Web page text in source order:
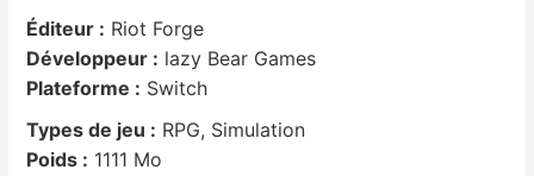
Tests et previews
Tests de jeux
Tests d’accessoires
Éditeur : Riot Forge
Développeur : lazy Bear Games
Plateforme : Switch
Types de jeu : RPG, Simulation
Poids : 1111 Mo